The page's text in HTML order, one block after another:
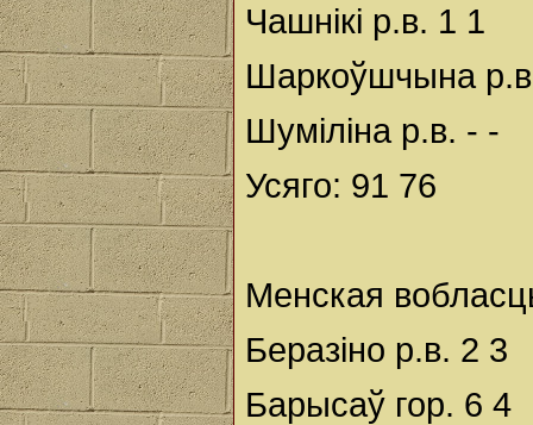
Чашнікі р.в. 1 1
Шаркоўшчына
Шуміліна р.в. - -
Усяго: 91 76
Менская
Беразіно р.в. 2 3
Барысаў гор. 6 4